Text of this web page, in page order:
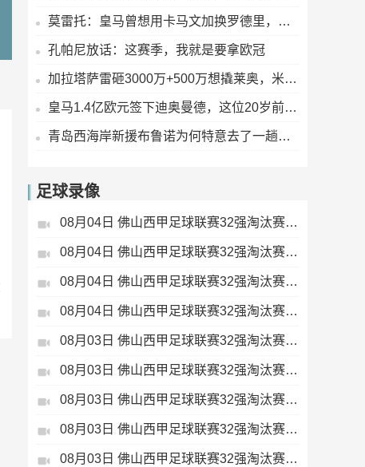
莫雷托：皇马曾想用卡马文加换罗德里，没成！巴萨却快签下了
孔帕尼放话：这赛季，我就是要拿欧冠
加拉塔萨雷砸3000万+500万想撬莱奥，米兰眼皮都没抬：5000万，少一分不谈
皇马1.4亿欧元签下迪奥曼德，这位20岁前锋一年前身价仅多少 ？
青岛西海岸新援布鲁诺为何特意去了一趟韩国 ？
足球录像
08月04日 佛山西甲足球联赛32强淘汰赛 肇庆恒骏成 VS 三七互娱 全场录像
08月04日 佛山西甲足球联赛32强淘汰赛 广东西南建设 VS 香港圣徒 全场录像
08月04日 佛山西甲足球联赛32强淘汰赛 贪玩游戏 VS 美的薪火 全场录像
08月04日 佛山西甲足球联赛32强淘汰赛 藝品高國際 VS 湛江狂狼·粵辉能源 全场录像
08月03日 佛山西甲足球联赛32强淘汰赛 广州求信 VS 顺德新青年 全场录像
08月03日 佛山西甲足球联赛32强淘汰赛 广东客家青年 VS 广州英华思力U17 全场录像
08月03日 佛山西甲足球联赛32强淘汰赛 大塘控股 VS 茂名市点都得 全场录像
08月03日 佛山西甲足球联赛32强淘汰赛 广州蜀地红 VS 广州戴拿模 全场录像
08月03日 佛山西甲足球联赛32强淘汰赛 广东凤铝 VS 湛江八部科技 全场录像